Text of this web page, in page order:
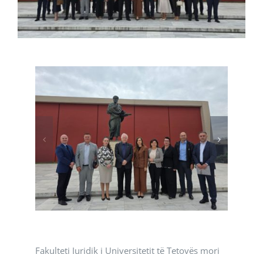
Fakulteti Juridik i Universitetit të Tetovës mori